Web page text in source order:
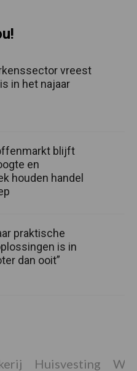
vreest
in het najaar
blijft
en
houden handel
praktische
is in
dan ooit”
Huisvesting